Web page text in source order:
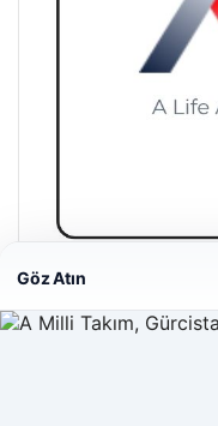
A Life Ankara
27/03/2026
Web sitemizi nasıl
Göz Atın